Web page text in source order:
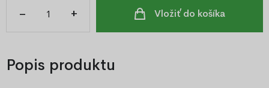
– + Vložiť do košíka
Popis produktu